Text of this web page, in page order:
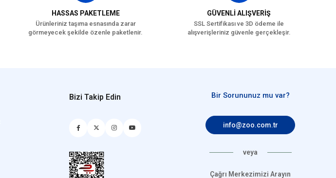
HASSAS PAKETLEME
Ürünleriniz taşıma esnasında zarar
görmeyecek şekilde özenle paketlenir.
GÜVENLİ ALIŞVERİŞ
SSL Sertifikası ve 3D ödeme ile
alışverişleriniz güvenle gerçekleşir.
Bizi Takip Edin Bir Sorununuz mu var?
info@zoo.com.tr
veya
Çağrı Merkezimizi Arayın